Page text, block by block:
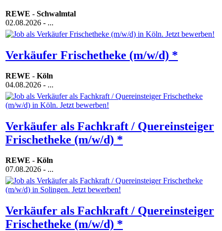
REWE - Schwalmtal
02.08.2026 - ...
Verkäufer Frischetheke (m/w/d) *
REWE - Köln
04.08.2026 - ...
Verkäufer als Fachkraft / Quereinsteiger
Frischetheke (m/w/d) *
REWE - Köln
07.08.2026 - ...
Verkäufer als Fachkraft / Quereinsteiger
Frischetheke (m/w/d) *